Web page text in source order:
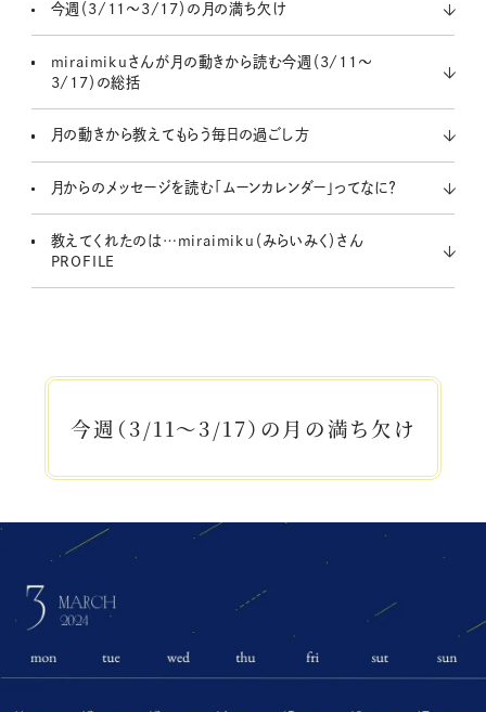
今週（3/11～3/17）の月の満ち欠け
miraimikuさんが月の動きから読む今週（3/11～
3/17）の総括
月の動きから教えてもらう毎日の過ごし方
月からのメッセージを読む「ムーンカレンダー」ってなに？
教えてくれたのは…miraimiku（みらいみく）さん
PROFILE
今週（3/11～3/17）の月の満ち欠け